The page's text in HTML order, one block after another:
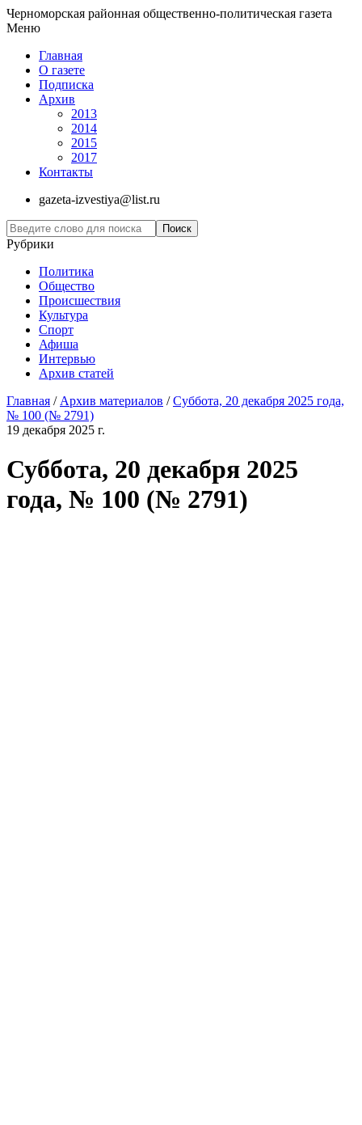
Черноморская районная общественно-политическая газета
Меню
Главная
О газете
Подписка
Архив
2013
2014
2015
2017
Контакты
gazeta-izvestiya@list.ru
Рубрики
Политика
Общество
Проиcшествия
Культура
Спорт
Афиша
Интервью
Архив статей
Главная / Архив материалов /Суббота, 20 декабря 2025 года,
№ 100 (№ 2791)
19 декабря 2025 г.
Суббота, 20 декабря 2025
года, № 100 (№ 2791)